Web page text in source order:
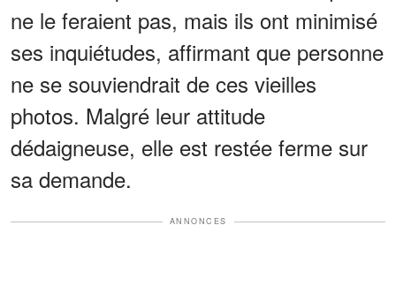
ne le feraient pas, mais ils ont minimisé
ses inquiétudes, affirmant que personne
ne se souviendrait de ces vieilles
photos. Malgré leur attitude
dédaigneuse, elle est restée ferme sur
sa demande.
ANNONCES